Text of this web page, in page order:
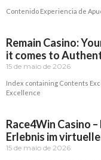
Contenido Experiencia de
Remain Casino:
it comes to
15 de maio de 2026
Index containing Contents
Excellence
Race4Win Casino
Erlebnis im
15 de maio de 2026